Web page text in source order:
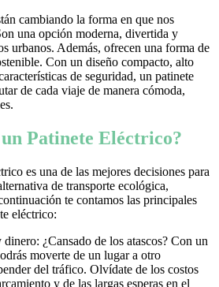
cambiando la forma en que nos
una opción moderna, divertida y
urbanos. Además, ofrecen una forma de
Con un diseño compacto, alto
de seguridad, un patinete
de cada viaje de manera cómoda,
Patinete Eléctrico?
es una de las mejores decisiones para
de transporte ecológica,
te contamos las principales
eléctrico:
¿Cansado de los atascos? Con un
moverte de un lugar a otro
del tráfico. Olvídate de los costos
y de las largas esperas en el